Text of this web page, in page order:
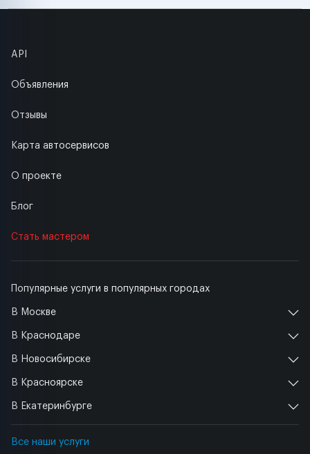
Популярные услуги в популярных городах
В Москве
В Краснодаре
В Новосибирске
В Красноярске
В Екатеринбурге
Все наши услуги
API
Объявления
Отзывы
Карта автосервисов
О проекте
Блог
Стать мастером